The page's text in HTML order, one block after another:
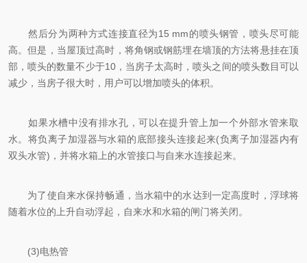
然后分为两种方式连接直径为15 mm的喷头钢管，喷头尽可能
高。但是，当屋顶过高时，将角钢或钢筋埋在墙顶的方法将悬挂在顶
部，喷头的数量不少于10，当房子太高时，喷头之间的喷头数目可以
减少，当房子很大时，用户可以增加喷头的体积。
如果水槽中没有排水孔，可以在提升管上加一个外部水管来取
水。将负离子加湿器与水箱的底部接头连接起来(负离子加湿器内有
双头水管)，并将水箱上的水管接口与自来水连接起来。
为了使自来水保持畅通，当水箱中的水达到一定高度时，浮球将
随着水位的上升自动浮起，自来水和水箱的闸门将关闭。
(3)电热管